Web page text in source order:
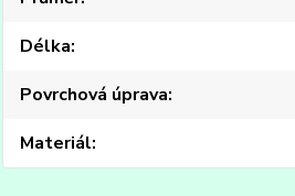
Délka
Povrchová úprava
Materiál